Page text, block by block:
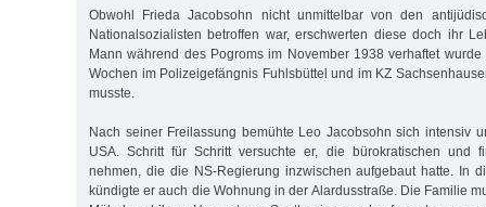
Obwohl Frieda Jacobsohn nicht unmittelbar von den
Nationalsozialisten betroffen war, erschwerten diese doch ihr
Mann während des Pogroms im November 1938 verhaftet
Wochen im Polizeigefängnis Fuhlsbüttel und im KZ
musste.
Nach seiner Freilassung bemühte Leo Jacobsohn sich intensiv
USA. Schritt für Schritt versuchte er, die bürokratischen und
nehmen, die die NS-Regierung inzwischen aufgebaut hatte. In
kündigte er auch die Wohnung in der Alardusstraße. Die Familie